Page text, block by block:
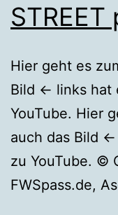
Hier geht es
Bild ← links hat
YouTube. Hier
auch das Bild
zu YouTube. ©
FWSpass.de,